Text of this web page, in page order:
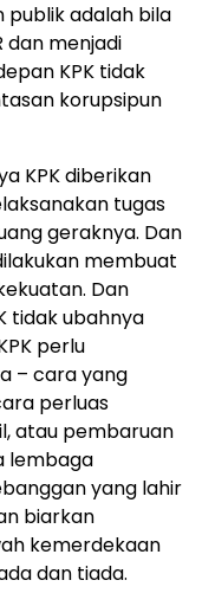
publik adalah bila
dan menjadi
KPK tidak
korupsipun
KPK diberikan
tugas
geraknya. Dan
membuat
Dan
tidak ubahnya
perlu
– cara yang
perluas
atau pembaruan
lembaga
yang lahir
biarkan
kemerdekaan
dan tiada.